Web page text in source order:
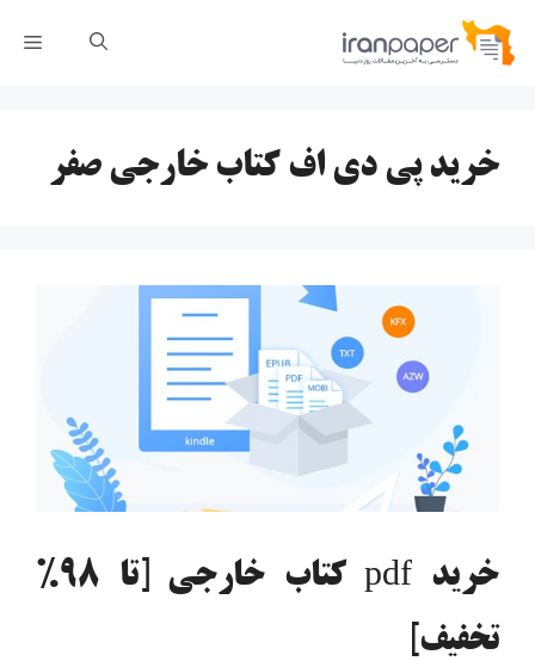
پرش
خرید پی دی اف کتاب خارجی صفر
خرید pdf کتاب خارجی [تا 98%
تخفیف]